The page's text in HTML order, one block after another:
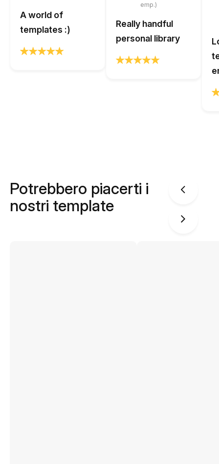
A world of
templates :)
emp.)
Really handful
personal library
Potrebbero piacerti i
nostri template